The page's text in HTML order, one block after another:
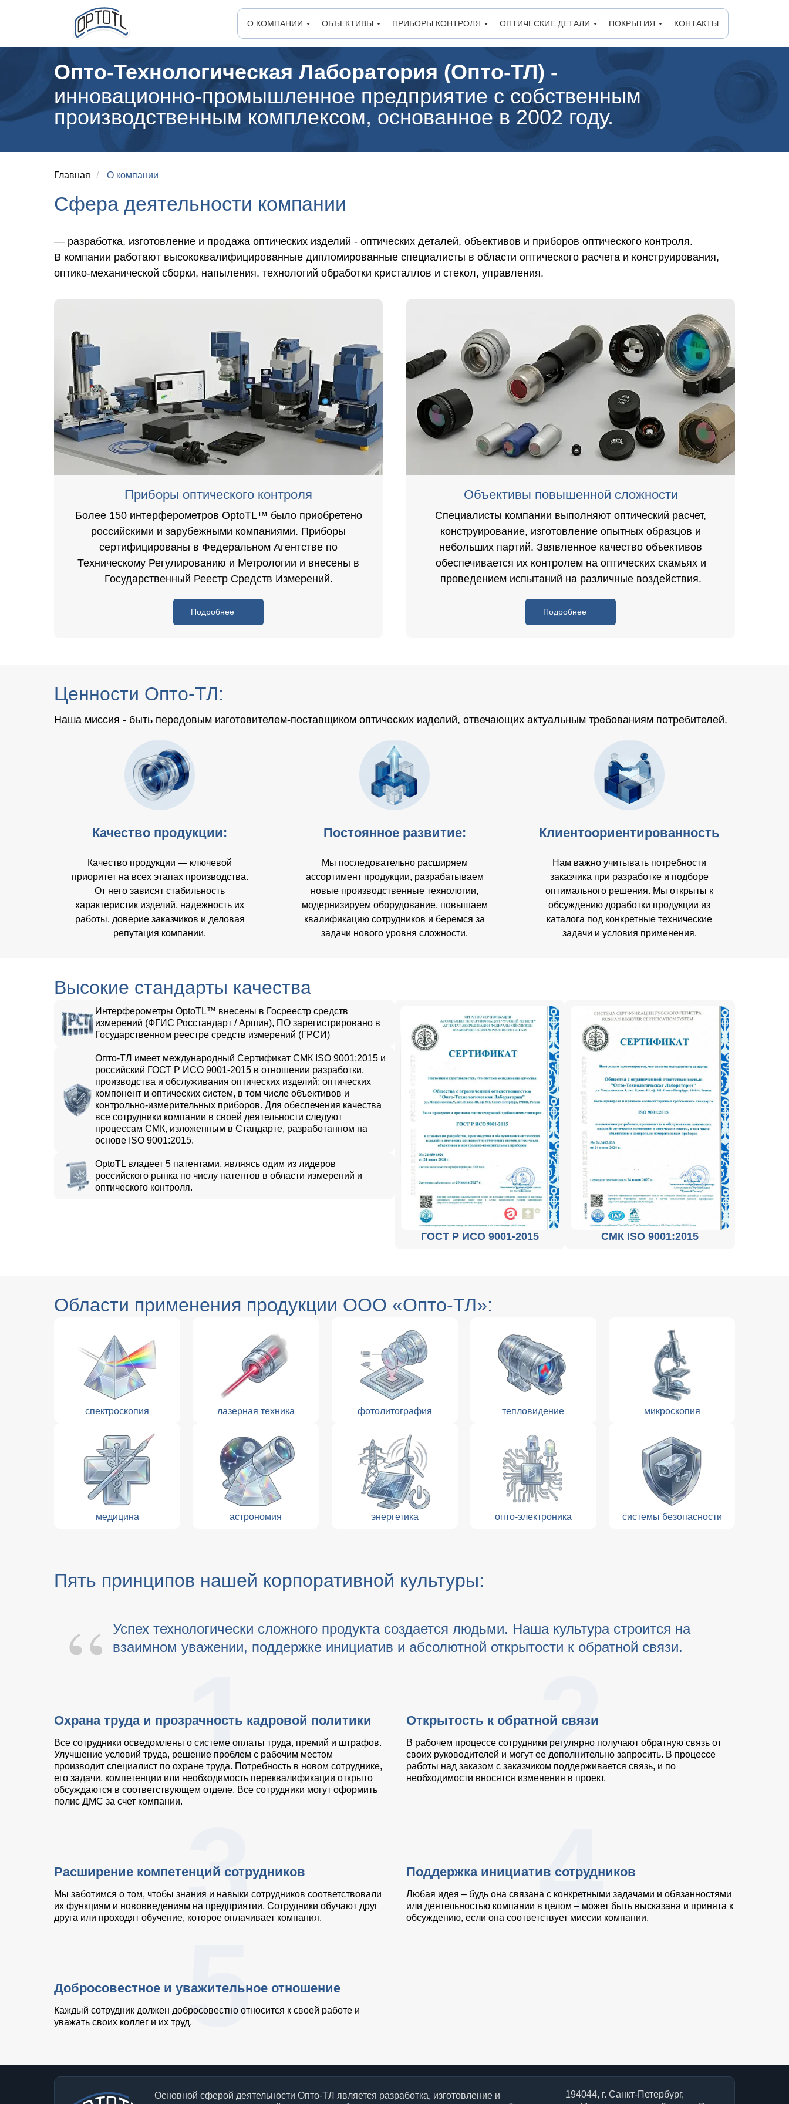
О КОМПАНИИ ОБЪЕКТИВЫ ПРИБОРЫ КОНТРОЛЯ ОПТИЧЕСКИЕ ДЕТАЛИ ПОКРЫТИЯ КОНТАКТЫ
Опто-Технологическая Лаборатория (Опто-ТЛ) -
инновационно-промышленное предприятие с собственным
производственным комплексом, основанное в 2002 году.
Главная / О компании
Сфера деятельности компании
— разработка, изготовление и продажа оптических изделий - оптических деталей, объективов и приборов оптического контроля.
В компании работают высококвалифицированные дипломированные специалисты в области оптического расчета и конструирования,
оптико-механической сборки, напыления, технологий обработки кристаллов и стекол, управления.
Приборы оптического контроля
Более 150 интерферометров OptoTL™ было приобретено
российскими и зарубежными компаниями. Приборы
сертифицированы в Федеральном Агентстве по
Техническому Регулированию и Метрологии и внесены в
Государственный Реестр Средств Измерений.
Подробнее
Объективы повышенной сложности
Специалисты компании выполняют оптический расчет,
конструирование, изготовление опытных образцов и
небольших партий. Заявленное качество объективов
обеспечивается их контролем на оптических скамьях и
проведением испытаний на различные воздействия.
Подробнее
Ценности Опто-ТЛ:
Наша миссия - быть передовым изготовителем-поставщиком оптических изделий, отвечающих актуальным требованиям потребителей.
Качество продукции:
Качество продукции — ключевой
приоритет на всех этапах производства.
От него зависят стабильность
характеристик изделий, надежность их
работы, доверие заказчиков и деловая
репутация компании.
Постоянное развитие:
Мы последовательно расширяем
ассортимент продукции, разрабатываем
новые производственные технологии,
модернизируем оборудование, повышаем
квалификацию сотрудников и беремся за
задачи нового уровня сложности.
Клиентоориентированность
Нам важно учитывать потребности
заказчика при разработке и подборе
оптимального решения. Мы открыты к
обсуждению доработки продукции из
каталога под конкретные технические
задачи и условия применения.
Высокие стандарты качества
Интерферометры OptoTL™ внесены в Госреестр средств
измерений (ФГИС Росстандарт / Аршин), ПО зарегистрировано в
Государственном реестре средств измерений (ГРСИ)
Опто-ТЛ имеет международный Сертификат СМК ISO 9001:2015 и
российский ГОСТ Р ИСО 9001-2015 в отношении разработки,
производства и обслуживания оптических изделий: оптических
компонент и оптических систем, в том числе объективов и
контрольно-измерительных приборов. Для обеспечения качества
все сотрудники компании в своей деятельности следуют
процессам СМК, изложенным в Стандарте, разработанном на
основе ISO 9001:2015.
OptoTL владеет 5 патентами, являясь одим из лидеров
российского рынка по числу патентов в области измерений и
оптического контроля.
ГОСТ Р ИСО 9001-2015 СМК ISO 9001:2015
Области применения продукции ООО «Опто-ТЛ»:
спектроскопия лазерная техника фотолитография тепловидение микроскопия
медицина астрономия энергетика опто-электроника системы безопасности
Пять принципов нашей корпоративной культуры:
“
Успех технологически сложного продукта создается людьми. Наша культура строится на
взаимном уважении, поддержке инициатив и абсолютной открытости к обратной связи.
Охрана труда и прозрачность кадровой политики
Все сотрудники осведомлены о системе оплаты труда, премий и штрафов.
Улучшение условий труда, решение проблем с рабочим местом
производит специалист по охране труда. Потребность в новом сотруднике,
его задачи, компетенции или необходимость переквалификации открыто
обсуждаются в соответствующем отделе. Все сотрудники могут оформить
полис ДМС за счет компании.
1 Открытость к обратной связи
В рабочем процессе сотрудники регулярно получают обратную связь от
своих руководителей и могут ее дополнительно запросить. В процессе
работы над заказом с заказчиком поддерживается связь, и по
необходимости вносятся изменения в проект.
2
Расширение компетенций сотрудников
Мы заботимся о том, чтобы знания и навыки сотрудников соответствовали
их функциям и нововведениям на предприятии. Сотрудники обучают друг
друга или проходят обучение, которое оплачивает компания.
3 Поддержка инициатив сотрудников
Любая идея – будь она связана с конкретными задачами и обязанностями
или деятельностью компании в целом – может быть высказана и принята к
обсуждению, если она соответствует миссии компании.
4
Добросовестное и уважительное отношение
Каждый сотрудник должен добросовестно относится к своей работе и
уважать своих коллег и их труд.5
Основной сферой деятельности Опто-ТЛ является разработка, изготовление и
194044, г. Санкт-Петербург,